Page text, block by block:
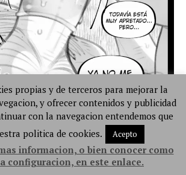
propias y de terceros para mejorar la
y ofrecer contenidos y publicidad
con la navegacion entendemos que
politica de cookies.
Acepto
informacion, o bien conocer como
configuracion, en este enlace.